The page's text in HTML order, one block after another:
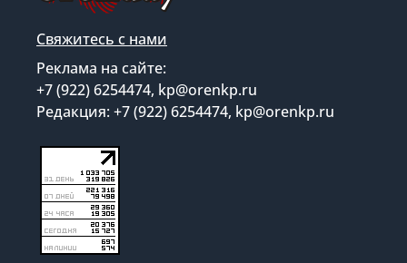
Свяжитесь с нами
Реклама на сайте:
+7 (922) 6254474, kp@orenkp.ru
Редакция: +7 (922) 6254474, kp@orenkp.ru